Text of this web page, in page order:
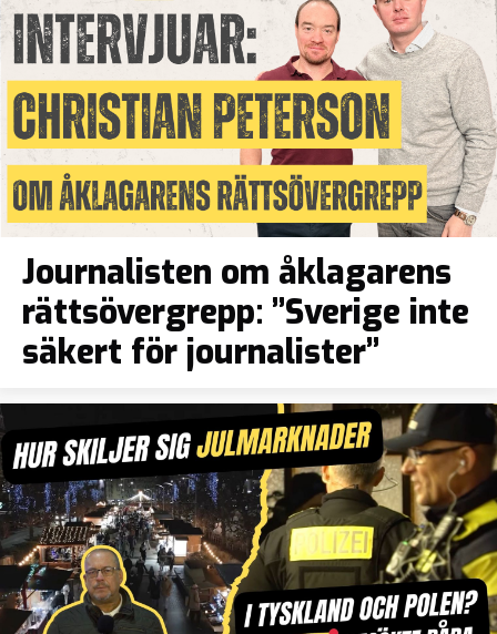
Journalisten om åklagarens
rättsövergrepp: ”Sverige inte
säkert för journalister”